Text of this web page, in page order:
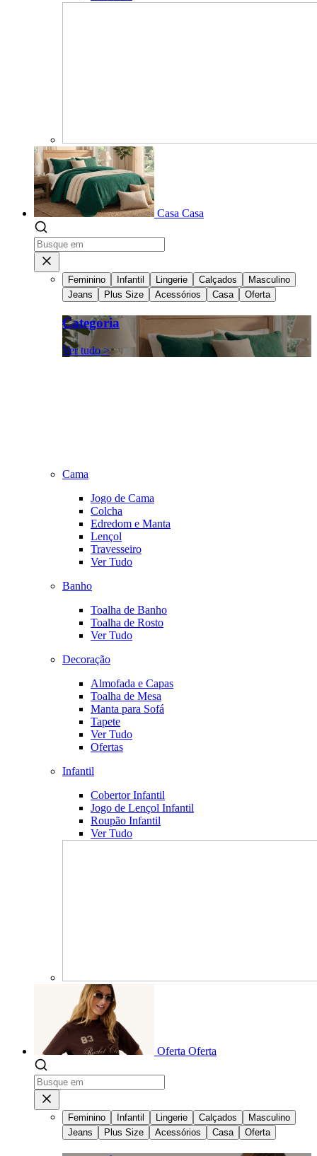
Casa Casa
Feminino Infantil Lingerie Calçados
Masculino
Jeans
Plus Size Acessórios Casa Oferta
Categoria
Ver tudo >
Cama
Jogo de Cama
Colcha
Edredom e Manta
Lençol
Travesseiro
Ver Tudo
Banho
Toalha de Banho
Toalha de Rosto
Ver Tudo
Decoração
Almofada e Capas
Toalha de Mesa
Manta para Sofá
Tapete
Ver Tudo
Ofertas
Infantil
Cobertor Infantil
Jogo de Lençol Infantil
Roupão Infantil
Ver Tudo
Oferta Oferta
Feminino Infantil Lingerie Calçados
Masculino
Jeans
Plus Size Acessórios Casa Oferta